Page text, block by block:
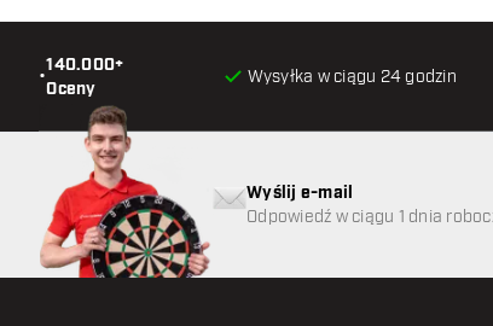
•
140.000+
Oceny
Wysyłka w ciągu 24 godzin
Wyślij e-mail
Odpowiedź w ciągu 1 dnia